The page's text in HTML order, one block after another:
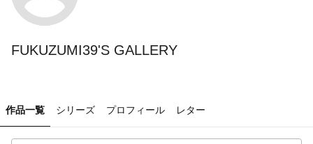
FUKUZUMI39'S GALLERY
作品一覧 シリーズ プロフィール レター